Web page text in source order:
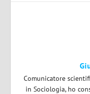
Comunicatore
in Sociologia, ho